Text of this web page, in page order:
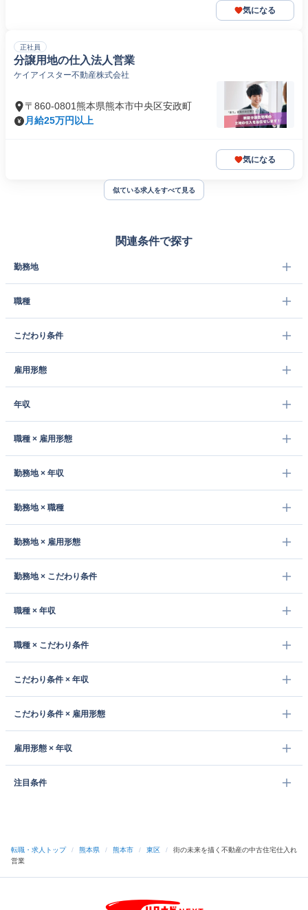
気になる
正社員
分譲用地の仕入法人営業
ケイアイスター不動産株式会社
〒860-0801熊本県熊本市中央区安政町
月給25万円以上
気になる
似ている求人をすべて見る
関連条件で探す
勤務地
職種
こだわり条件
雇用形態
年収
職種 × 雇用形態
勤務地 × 年収
勤務地 × 職種
勤務地 × 雇用形態
勤務地 × こだわり条件
職種 × 年収
職種 × こだわり条件
こだわり条件 × 年収
こだわり条件 × 雇用形態
雇用形態 × 年収
注目条件
転職・求人トップ / 熊本県 / 熊本市 / 東区 /
街の未来を描く不動産の中古住宅仕入れ
営業